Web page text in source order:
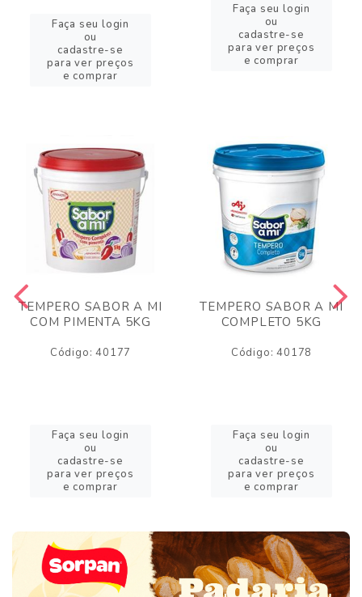
Faça seu login
ou
cadastre-se
para ver preços
e comprar
Faça seu login
ou
cadastre-se
para ver preços
e comprar
TEMPERO SABOR A MI
COM PIMENTA 5KG
Código: 40177
Faça seu login
ou
cadastre-se
para ver preços
e comprar
TEMPERO SABOR A MI
COMPLETO 5KG
Código: 40178
Faça seu login
ou
cadastre-se
para ver preços
e comprar